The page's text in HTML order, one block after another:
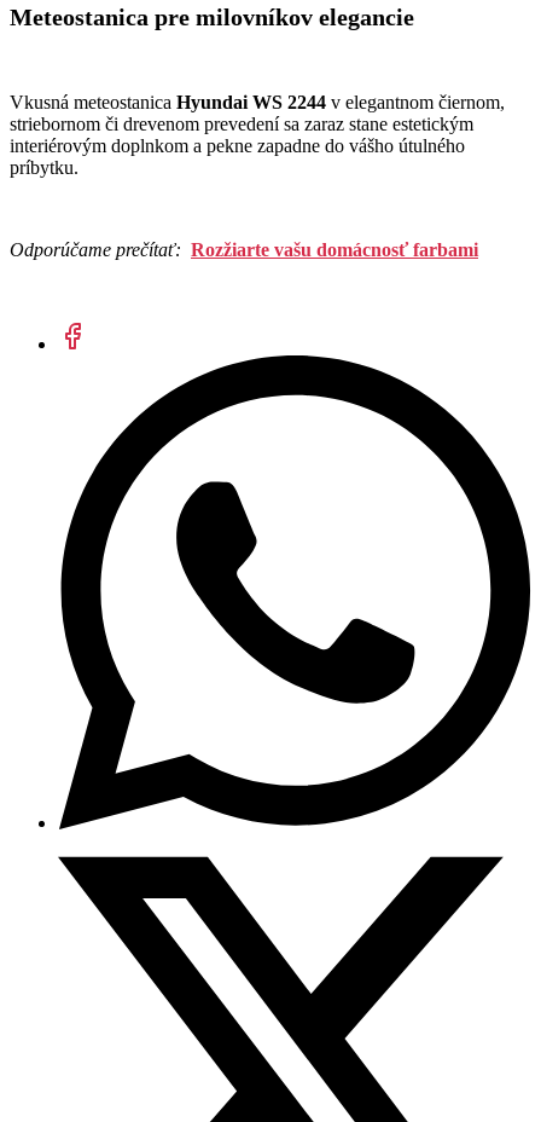
Meteostanica pre milovníkov elegancie
Vkusná meteostanica Hyundai WS 2244 v elegantnom čiernom,
striebornom či drevenom prevedení sa zaraz stane estetickým
interiérovým doplnkom a pekne zapadne do vášho útulného
príbytku.
Odporúčame prečítať: Rozžiarte vašu domácnosť farbami